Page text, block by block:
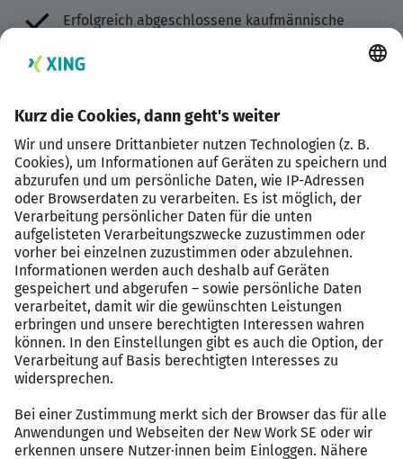
Erfolgreich abgeschlossene kaufmännische
Berufsausbildung oder mehrjährige Berufspraxis
im Einkauf
Office-Paket sowie in SAP/R3
Gute Deutsch- und Englischkenntnisse in Wort
und Schrift
Ausgeprägte Kommunikationsfähigkeit
Strukturierte und selbstständige Arbeitsweise
Weitere Details:
Vertragsart: Zeitarbeit, (40 Stunden/Woche)
Branche: Medizintechnik
Karrierestufe: Professional/Experienced